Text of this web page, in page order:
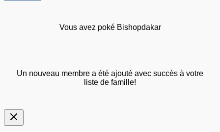
Vous avez poké Bishopdakar
Un nouveau membre a été ajouté avec succès à votre
liste de famille!